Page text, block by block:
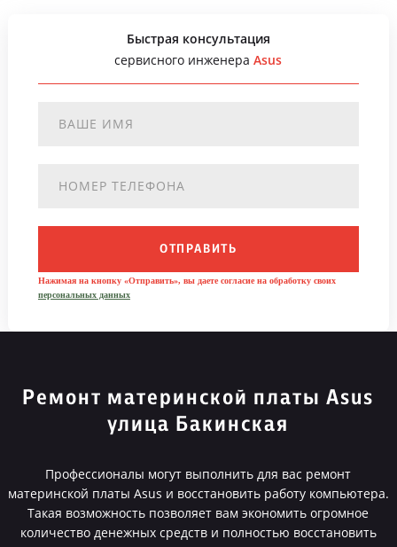
Быстрая консультация
сервисного инженераAsus
ОТПРАВИТЬ
Нажимая на кнопку «Отправить», вы даете согласие на обработку своих
персональных данных
Ремонт материнской платы Asus
улица Бакинская
Профессионалы могут выполнить для вас ремонт
материнской платы Asus и восстановить работу компьютера.
Такая возможность позволяет вам экономить огромное
количество денежных средств и полностью восстановить